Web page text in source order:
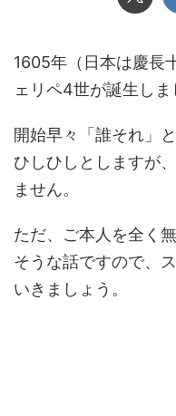
1605年（日本は慶長
ェリペ4世が誕生しま
開始早々「誰それ」
ひしひしとしますが
ません。
ただ、ご本人を全く
そうな話ですので、
いきましょう。